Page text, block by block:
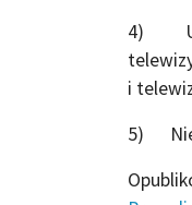
4)
i
5)